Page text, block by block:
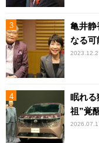
亀井静
なる可
眠れる
祖”覚